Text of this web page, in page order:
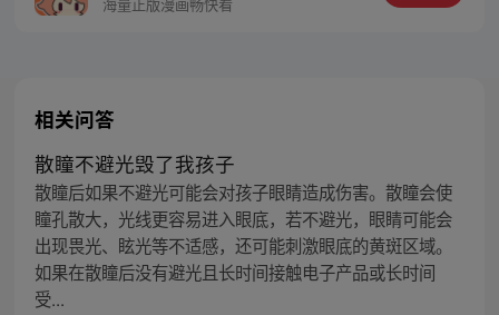
相关问答
散瞳不避光毁了我孩子
散瞳后如果不避光可能会对孩子眼睛造成伤害。散瞳会使
瞳孔散大，光线更容易进入眼底，若不避光，眼睛可能会
出现畏光、眩光等不适感，还可能刺激眼底的黄斑区域。
如果在散瞳后没有避光且长时间接触电子产品或长时间
受...